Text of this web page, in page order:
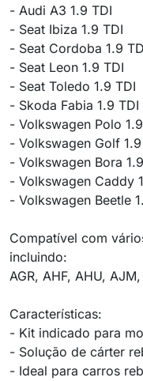
- Audi A3 1.9 TDI
- Seat Ibiza 1.9 TDI
- Seat Cordoba 1.9
- Seat Leon 1.9 TDI
- Seat Toledo 1.9 TDI
- Skoda Fabia 1.9 TDI
- Volkswagen Polo
- Volkswagen Golf
- Volkswagen Bora
- Volkswagen Caddy
- Volkswagen Beetle
Compatível com
incluindo:
AGR, AHF, AHU,
Características:
- Kit indicado para
- Solução de cárter
- Ideal para carros